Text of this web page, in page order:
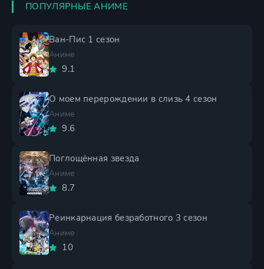
ПОПУЛЯРНЫЕ АНИМЕ
Ван-Пис 1 сезон
Аниме
9.1
О моем перерождении в слизь 4 сезон
Аниме
9.6
Поглощённая звезда
Аниме
8.7
Реинкарнация безработного 3 сезон
Аниме
10